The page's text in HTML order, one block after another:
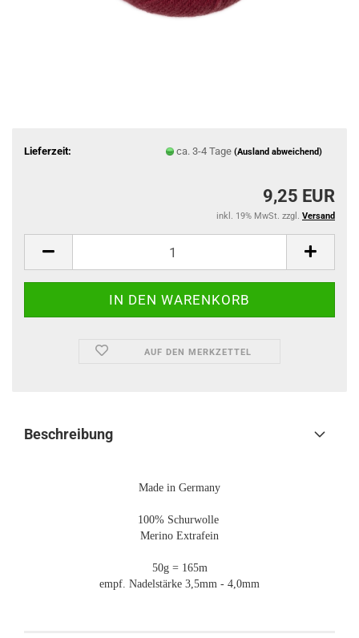
Lieferzeit: ca. 3-4 Tage (Ausland abweichend)
9,25 EUR
inkl. 19% MwSt. zzgl. Versand
AUF DEN MERKZETTEL
Beschreibung
Made in Germany
100% Schurwolle
Merino Extrafein
50g = 165m
empf. Nadelstärke 3,5mm - 4,0mm